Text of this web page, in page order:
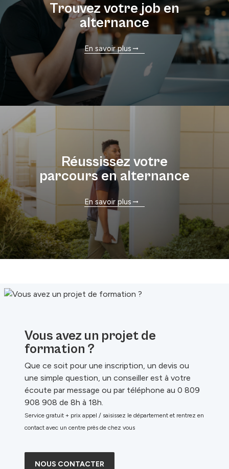
Trouvez votre job en
alternance
En savoir plus
Réussissez votre
parcours en alternance
En savoir plus
Vous avez un projet de
formation ?
Que ce soit pour une inscription, un devis ou
une simple question, un conseiller est à votre
écoute par message ou par téléphone au 0 809
908 908 de 8h à 18h.
Service gratuit + prix appel / saisissez le département et rentrez en
contact avec un centre près de chez vous
NOUS CONTACTER